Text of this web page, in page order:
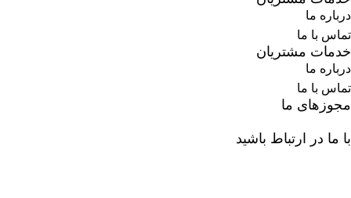
درباره ما
تماس با ما
خدمات مشتریان
درباره ما
تماس با ما
مجوزهای ما
با ما در ارتباط باشید